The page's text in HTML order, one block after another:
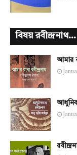
বিষয় রবীন্দ্রনাথ...
আমার